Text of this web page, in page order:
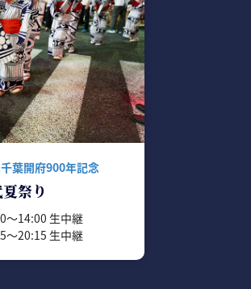
葉開府900年記念
祭り
〜14:00 生中継
〜20:15 生中継